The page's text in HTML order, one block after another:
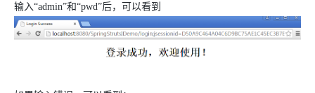
输入“admin”和“pwd”后，可以看到